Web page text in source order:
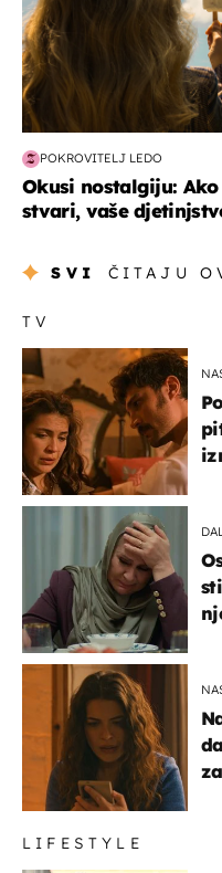
POKROVITELJ LEDO
Okusi nostalgiju:
stvari, vaše
SVI ČITAJU
TV
LIFESTYLE